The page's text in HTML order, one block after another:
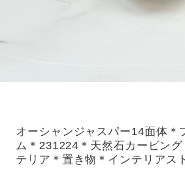
オーシャンジャスパー14面体＊
ム＊231224＊天然石カービン
テリア＊置き物＊インテリアス